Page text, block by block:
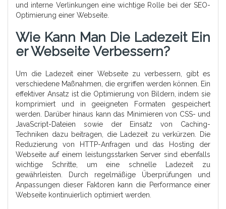
und interne Verlinkungen eine wichtige Rolle bei der SEO-
Optimierung einer Webseite.
Wie Kann Man Die Ladezeit Ein
Er Webseite Verbessern?
Um die Ladezeit einer Webseite zu verbessern, gibt es
verschiedene Maßnahmen, die ergriffen werden können. Ein
effektiver Ansatz ist die Optimierung von Bildern, indem sie
komprimiert und in geeigneten Formaten gespeichert
werden. Darüber hinaus kann das Minimieren von CSS- und
JavaScript-Dateien sowie der Einsatz von Caching-
Techniken dazu beitragen, die Ladezeit zu verkürzen. Die
Reduzierung von HTTP-Anfragen und das Hosting der
Webseite auf einem leistungsstarken Server sind ebenfalls
wichtige Schritte, um eine schnelle Ladezeit zu
gewährleisten. Durch regelmäßige Überprüfungen und
Anpassungen dieser Faktoren kann die Performance einer
Webseite kontinuierlich optimiert werden.